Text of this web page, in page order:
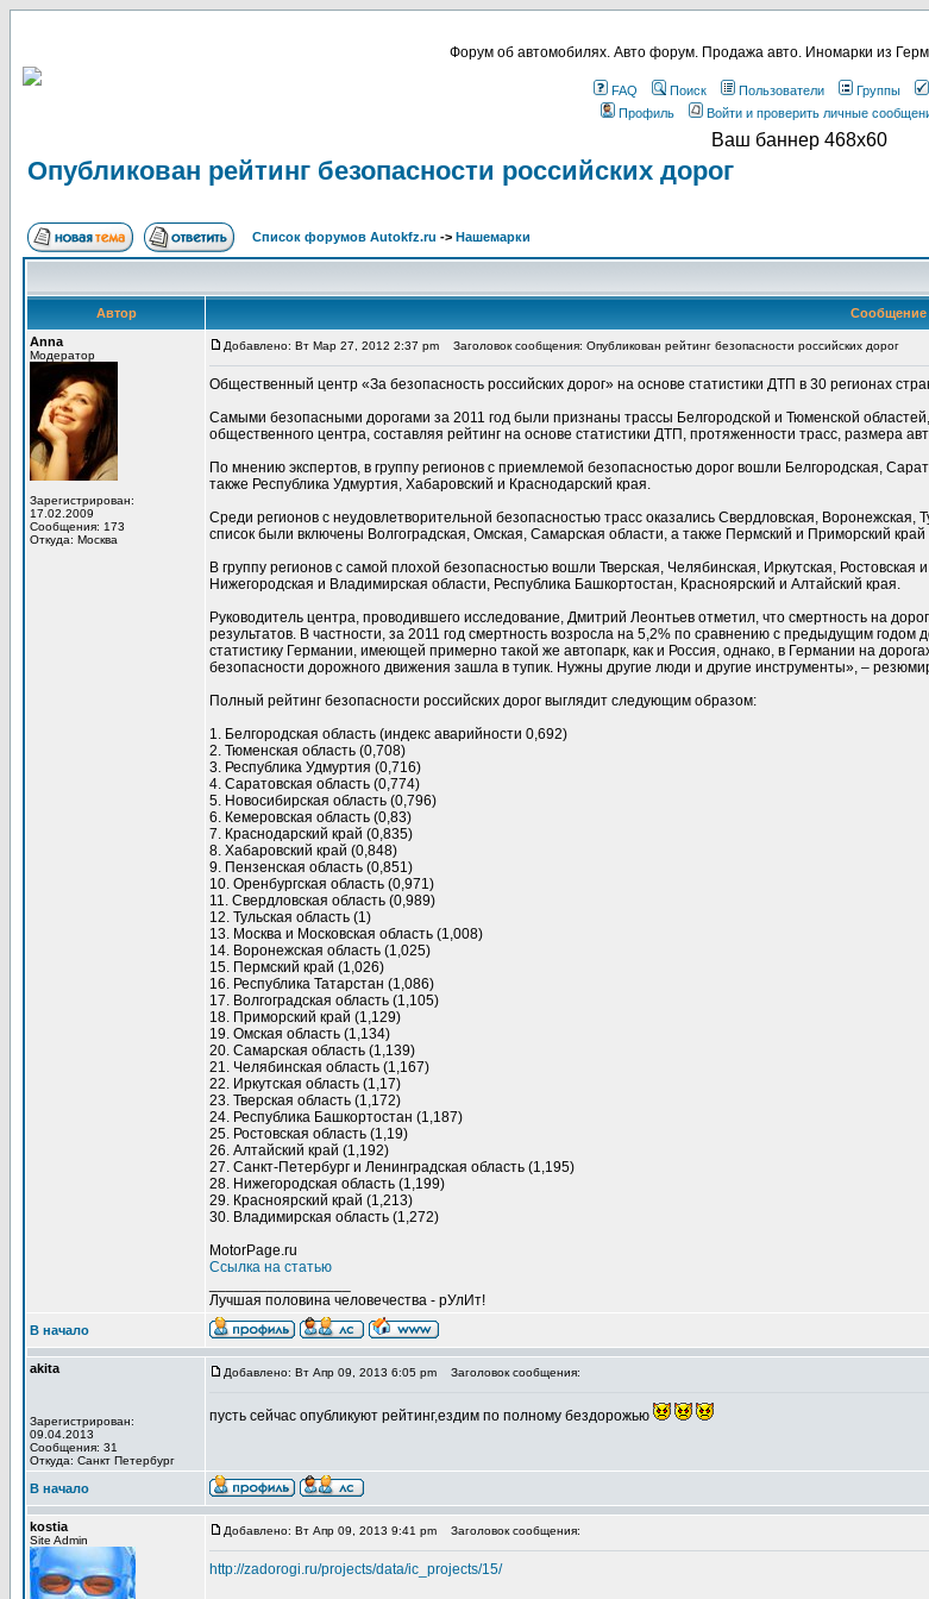
Форум об автомобилях. Авто форум. Продажа авто. Иномарки из
FAQ Поиск Пользователи Группы
Профиль
Войти и проверить личные
Ваш баннер 468x60
Опубликован рейтинг безопасности российских дорог
Список форумов Autokfz.ru -> Нашемарки
Автор
Сообщение
Anna
Модератор
Зарегистрирован:
17.02.2009
Сообщения: 173
Откуда: Москва
Добавлено: Вт Мар 27, 2012 2:37 pm Заголовок сообщения: Опубликован рейтинг безопасности российских дорог
Общественный центр «За безопасность российских дорог» на основе статистики ДТП в 30 регионах
Самыми безопасными дорогами за 2011 год были признаны трассы Белгородской и Тюменской
общественного центра, составляя рейтинг на основе статистики ДТП, протяженности трасс, размера
По мнению экспертов, в группу регионов с приемлемой безопасностью дорог вошли Белгородская,
также Республика Удмуртия, Хабаровский и Краснодарский края.
Среди регионов с неудовлетворительной безопасностью трасс оказались Свердловская, Воронежская,
список были включены Волгоградская, Омская, Самарская области, а также Пермский и Приморский край
В группу регионов с самой плохой безопасностью вошли Тверская, Челябинская, Иркутская,
Нижегородская и Владимирская области, Республика Башкортостан, Красноярский и Алтайский края.
Руководитель центра, проводившего исследование, Дмитрий Леонтьев отметил, что смертность на
результатов. В частности, за 2011 год смертность возросла на 5,2% по сравнению с предыдущим
статистику Германии, имеющей примерно такой же автопарк, как и Россия, однако, в Германии на
безопасности дорожного движения зашла в тупик. Нужны другие люди и другие инструменты», –
Полный рейтинг безопасности российских дорог выглядит следующим образом:
1. Белгородская область (индекс аварийности 0,692)
2. Тюменская область (0,708)
3. Республика Удмуртия (0,716)
4. Саратовская область (0,774)
5. Новосибирская область (0,796)
6. Кемеровская область (0,83)
7. Краснодарский край (0,835)
8. Хабаровский край (0,848)
9. Пензенская область (0,851)
10. Оренбургская область (0,971)
11. Свердловская область (0,989)
12. Тульская область (1)
13. Москва и Московская область (1,008)
14. Воронежская область (1,025)
15. Пермский край (1,026)
16. Республика Татарстан (1,086)
17. Волгоградская область (1,105)
18. Приморский край (1,129)
19. Омская область (1,134)
20. Самарская область (1,139)
21. Челябинская область (1,167)
22. Иркутская область (1,17)
23. Тверская область (1,172)
24. Республика Башкортостан (1,187)
25. Ростовская область (1,19)
26. Алтайский край (1,192)
27. Санкт-Петербург и Ленинградская область (1,195)
28. Нижегородская область (1,199)
29. Красноярский край (1,213)
30. Владимирская область (1,272)
MotorPage.ru
Ссылка на статью
Лучшая половина человечества - рУлИт!
В начало
akita
Зарегистрирован:
09.04.2013
Сообщения: 31
Откуда: Санкт Петербург
Добавлено: Вт Апр 09, 2013 6:05 pm Заголовок сообщения:
пусть сейчас опубликуют рейтинг,ездим по полному бездорожью
В начало
kostia
Site Admin
Добавлено: Вт Апр 09, 2013 9:41 pm Заголовок сообщения:
http://zadorogi.ru/projects/data/ic_projects/15/